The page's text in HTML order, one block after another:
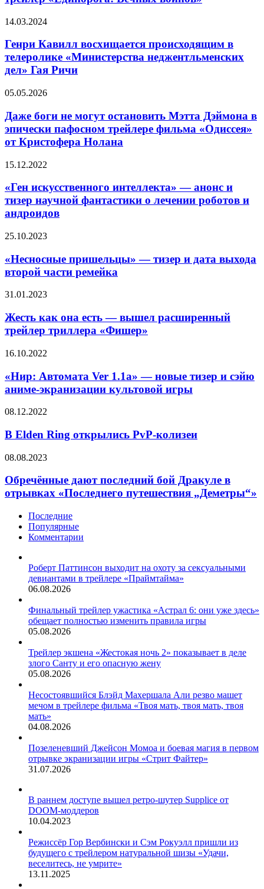
Гуда»
—
трейлер
Вечных
воинов»
Генри
восхищается
происходящим
в
телеролике
неджентльменских
Гая
Ричи
14.03.2024
Генри Кавилл восхищается происходящим в
телеролике «Министерства неджентльменских
дел» Гая Ричи
Даже
не
могут
остановить
Мэтта
в
пафосном
трейлере
фильма
«Одиссея»
Кристофера
05.05.2026
Даже боги не могут остановить Мэтта Дэймона в
эпически пафосном трейлере фильма «Одиссея»
от Кристофера Нолана
«Ген
интеллекта»
анонс
и
научной
о
лечении
роботов
и
15.12.2022
«Ген искусственного интеллекта» — анонс и
тизер научной фантастики о лечении роботов и
андроидов
«Несносные
—
тизер
и
выхода
части
ремейка
25.10.2023
«Несносные пришельцы» — тизер и дата выхода
второй части ремейка
Жесть
она
есть
—
расширенный
триллера
«Фишер»
31.01.2023
Жесть как она есть — вышел расширенный
трейлер триллера «Фишер»
«Нир:
Ver
1.1a»
—
тизер
сэйю
экранизации
игры
16.10.2022
«Нир: Автомата Ver 1.1a» — новые тизер и сэйю
аниме-экранизации культовой игры
В
Ring
открылись
PvP-
колизеи
08.12.2022
В Elden Ring открылись PvP-колизеи
Обречённые
последний
Дракуле
отрывках
«Последнего
путешествия
08.08.2023
Обречённые дают последний бой Дракуле в
отрывках «Последнего путешествия „Деметры“»
Последние
Популярные
Комментарии
Роберт Паттинсон выходит на охоту за сексуальными
девиантами в трейлере «Праймтайма»
06.08.2026
Финальный трейлер ужастика «Астрал 6: они уже здесь»
обещает полностью изменить правила игры
05.08.2026
Трейлер экшена «Жестокая ночь 2» показывает в деле
злого Санту и его опасную жену
05.08.2026
Несостоявшийся Блэйд Махершала Али резво машет
мечом в трейлере фильма «Твоя мать, твоя мать, твоя
мать»
04.08.2026
Позеленевший Джейсон Момоа и боевая магия в первом
отрывке экранизации игры «Стрит Файтер»
31.07.2026
В раннем доступе вышел ретро-шутер Supplice от
DOOM-моддеров
10.04.2023
Режиссёр Гор Вербински и Сэм Рокуэлл пришли из
будущего с трейлером натуральной шизы «Удачи,
веселитесь, не умрите»
13.11.2025